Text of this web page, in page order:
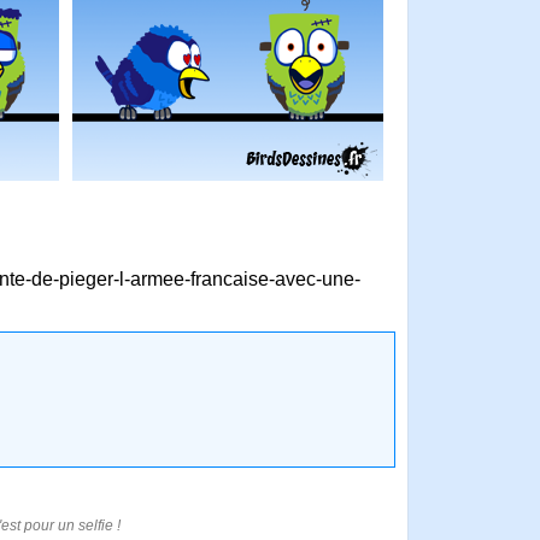
de-pieger-l-armee-francaise-avec-une-
pour un selfie !